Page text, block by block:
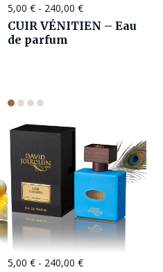
5,00 € - 240,00 €
CUIR VÉNITIEN – Eau
de parfum
5,00 € - 240,00 €